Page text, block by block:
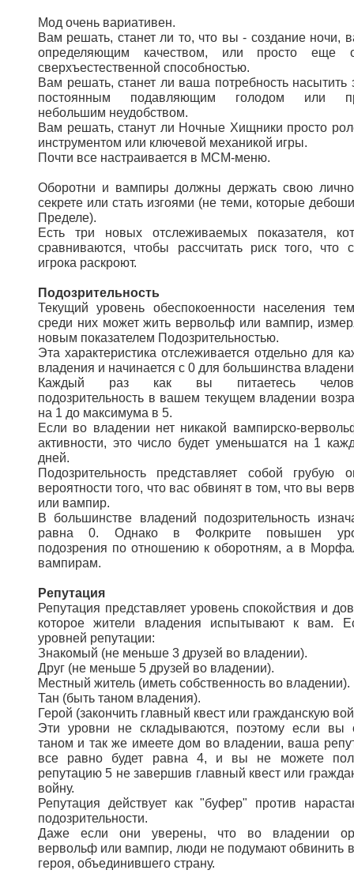
Мод очень вариативен.
Вам решать, станет ли то, что вы - создание ночи,
определяющим качеством, или просто еще
сверхъестественной способностью.
Вам решать, станет ли ваша потребность насытить
постоянным подавляющим голодом или
небольшим неудобством.
Вам решать, станут ли Ночные Хищники просто
инструментом или ключевой механикой игры.
Почти все настраивается в МСМ-меню.
Оборотни и вампиры должны держать свою
секрете или стать изгоями (не теми, которые
Пределе).
Есть три новых отслеживаемых показателя,
сравниваются, чтобы рассчитать риск того, что
игрока раскроют.
Подозрительность
Текущий уровень обеспокоенности населения
среди них может жить вервольф или вампир,
новым показателем Подозрительностью.
Эта характеристика отслеживается отдельно для
владения и начинается с 0 для большинства
Каждый раз как вы питаетесь
подозрительность в вашем текущем владении
на 1 до максимума в 5.
Если во владении нет никакой вампирско-
активности, это число будет уменьшатся на 1
дней.
Подозрительность представляет собой грубую
вероятности того, что вас обвинят в том, что вы
или вампир.
В большинстве владений подозрительность
равна 0. Однако в Фолкрите повышен
подозрения по отношению к оборотням, а в
вампирам.
Репутация
Репутация представляет уровень спокойствия и
которое жители владения испытывают к вам.
уровней репутации:
Знакомый (не меньше 3 друзей во владении).
Друг (не меньше 5 друзей во владении).
Местный житель (иметь собственность во владении).
Тан (быть таном владения).
Герой (закончить главный квест или гражданскую
Эти уровни не складываются, поэтому если вы
таном и так же имеете дом во владении, ваша
все равно будет равна 4, и вы не можете
репутацию 5 не завершив главный квест или
войну.
Репутация действует как "буфер" против
подозрительности.
Даже если они уверены, что во владении
вервольф или вампир, люди не подумают обвинить
героя, объединившего страну.